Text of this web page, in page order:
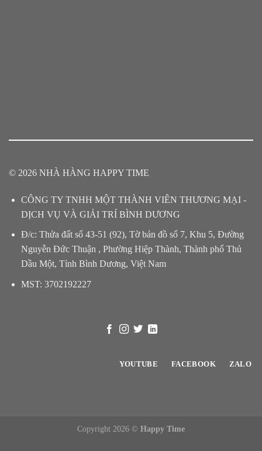
© 2026 NHÀ HÀNG HAPPY TIME
CÔNG TY TNHH MỘT THÀNH VIÊN THƯƠNG MẠI -
DỊCH VỤ VÀ GIẢI TRÍ BÌNH DƯƠNG
Đ/c: Thửa đất số 43-51 (92), Tờ bản đồ số 7, Khu 5, Đường
Nguyễn Đức Thuận , Phường Hiệp Thành, Thành phố Thủ
Dầu Một, Tỉnh Bình Dương, Việt Nam
MST: 3702192227
YOUTUBE FACEBOOK ZALO
Copyright 2026 © Happy Time